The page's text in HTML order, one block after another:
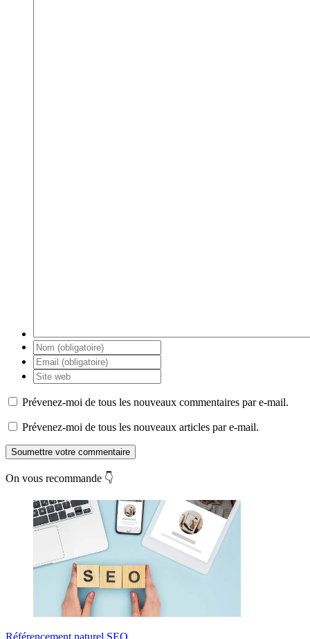
Prévenez-moi de tous les nouveaux commentaires par e-mail.
Prévenez-moi de tous les nouveaux articles par e-mail.
Soumettre votre commentaire
On vous recommande 👇
Référencement naturel SEO